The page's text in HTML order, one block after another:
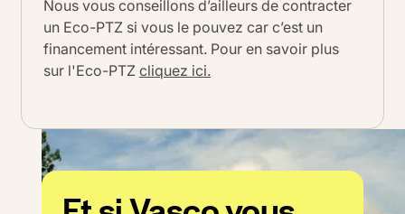
Nous vous conseillons d’ailleurs de contracter
un Eco-PTZ si vous le pouvez car c’est un
financement intéressant. Pour en savoir plus
sur l'Eco-PTZ cliquez ici.